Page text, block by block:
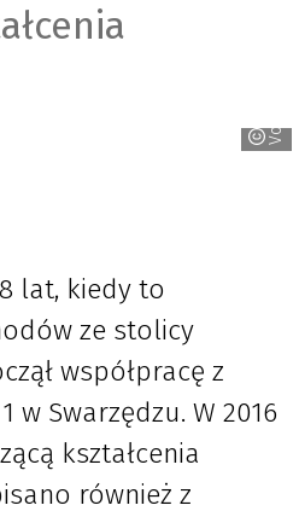
lat, kiedy to
ze stolicy
współpracę z
w Swarzędzu. W 2016
kształcenia
również z